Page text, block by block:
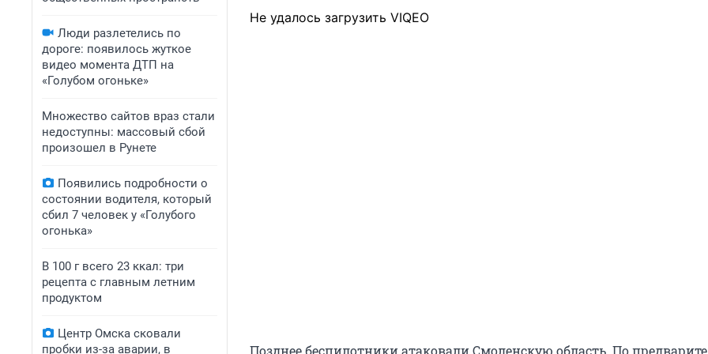
Люди разлетелись по
дороге: появилось жуткое
видео момента ДТП на
«Голубом огоньке»
Множество сайтов враз стали
недоступны: массовый сбой
произошел в Рунете
Появились подробности о
состоянии водителя, который
сбил 7 человек у «Голубого
огонька»
В 100 г всего 23 ккал: три
рецепта с главным летним
продуктом
Центр Омска сковали
пробки из-за аварии, в
Не удалось загрузить VIQEO
Позднее беспилотники атаковали Смоленскую область. По